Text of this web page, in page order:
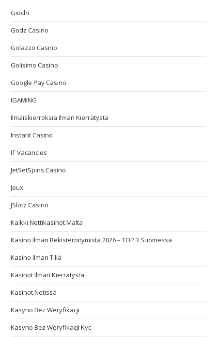
Giochi
Godz Casino
Golazzo Casino
Golisimo Casino
Google Pay Casino
IGAMING
Ilmaiskierroksia Ilman Kierrätystä
Instant Casino
IT Vacancies
JetSetSpins Casino
Jeux
JSlotz Casino
Kaikki Nettikasinot Malta
Kasino Ilman Rekisteröitymistä 2026 – TOP 3 Suomessa
Kasino Ilman Tiliä
Kasinot Ilman Kierrätystä
Kasinot Netissä
Kasyno Bez Weryfikacji
Kasyno Bez Weryfikacji Kyc